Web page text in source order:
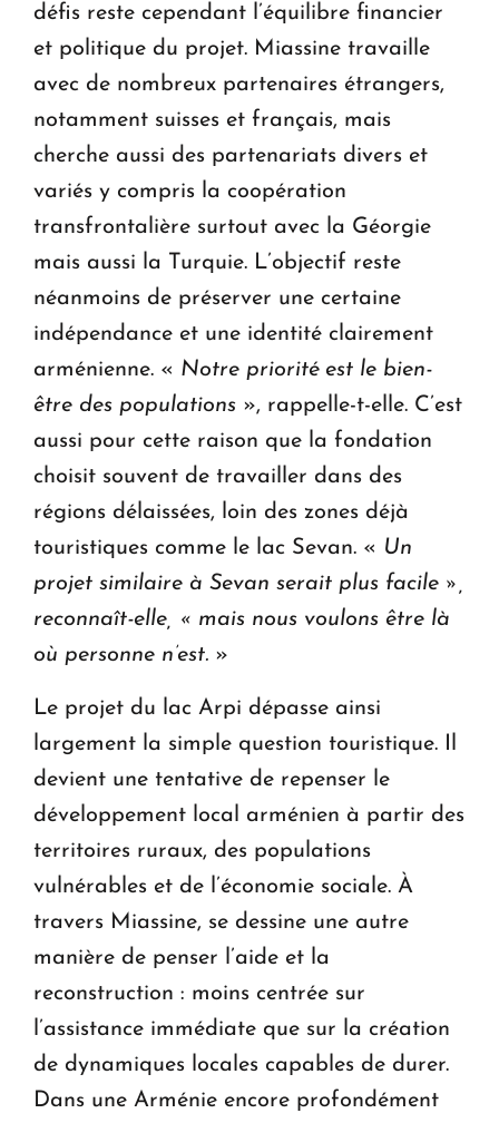
défis reste cependant l’équilibre financier
et politique du projet. Miassine travaille
avec de nombreux partenaires étrangers,
notamment suisses et français, mais
cherche aussi des partenariats divers et
variés y compris la coopération
transfrontalière surtout avec la Géorgie
mais aussi la Turquie. L’objectif reste
néanmoins de préserver une certaine
indépendance et une identité clairement
arménienne. « Notre priorité est le bien-
être des populations », rappelle-t-elle. C’est
aussi pour cette raison que la fondation
choisit souvent de travailler dans des
régions délaissées, loin des zones déjà
touristiques comme le lac Sevan. « Un
projet similaire à Sevan serait plus facile »,
reconnaît-elle, « mais nous voulons être là
où personne n’est. »
Le projet du lac Arpi dépasse ainsi
largement la simple question touristique. Il
devient une tentative de repenser le
développement local arménien à partir des
territoires ruraux, des populations
vulnérables et de l’économie sociale. À
travers Miassine, se dessine une autre
manière de penser l’aide et la
reconstruction : moins centrée sur
l’assistance immédiate que sur la création
de dynamiques locales capables de durer.
Dans une Arménie encore profondément